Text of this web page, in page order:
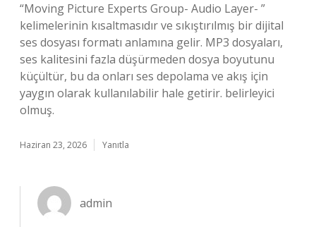
“Moving Picture Experts Group- Audio Layer- ”
kelimelerinin kısaltmasıdır ve sıkıştırılmış bir dijital
ses dosyası formatı anlamına gelir. MP3 dosyaları,
ses kalitesini fazla düşürmeden dosya boyutunu
küçültür, bu da onları ses depolama ve akış için
yaygın olarak kullanılabilir hale getirir. belirleyici
olmuş.
Haziran 23, 2026 Yanıtla
admin